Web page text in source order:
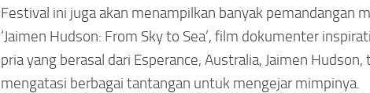
Festival ini juga akan menampilkan banyak pemandangan
‘Jaimen Hudson: From Sky to Sea’, film dokumenter
pria yang berasal dari Esperance, Australia, Jaimen
mengatasi berbagai tantangan untuk mengejar mimpinya.